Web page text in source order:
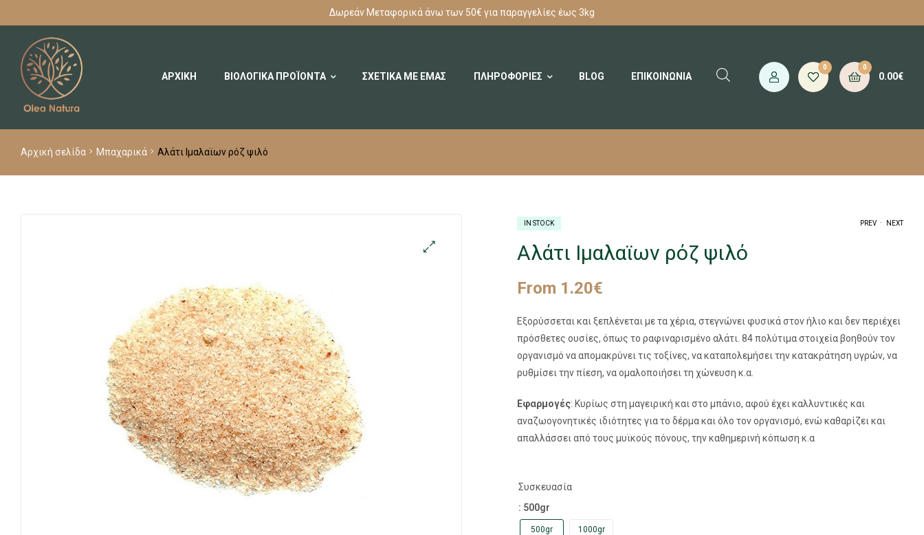
Δωρεάν Μεταφορικά άνω των 50€ για παραγγελίες έως 3kg
ΑΡΧΙΚΗ ΒΙΟΛΟΓΙΚΑ ΠΡΟΪΟΝΤΑ ΣΧΕΤΙΚΑ ΜΕ ΕΜΑΣ ΠΛΗΡΟΦΟΡΙΕΣ BLOG ΕΠΙΚΟΙΝΩΝΙΑ
0 0
0.00€
Αρχική σελίδα Μπαχαρικά Αλάτι Ιμαλαϊων ρόζ ψιλό
PREV NEXT
IN STOCK
Αλάτι Ιμαλαϊων ρόζ ψιλό
From 1.20€
Εξορύσσεται και ξεπλένεται με τα χέρια, στεγνώνει φυσικά στον ήλιο και δεν περιέχει
πρόσθετες ουσίες, όπως το ραφιναρισμένο αλάτι. 84 πολύτιμα στοιχεία βοηθούν τον
οργανισμό να απομακρύνει τις τοξίνες, να καταπολεμήσει την κατακράτηση υγρών, να
ρυθμίσει την πίεση, να ομαλοποιήσει τη χώνευση κ.α.
Εφαρμογές: Κυρίως στη μαγειρική και στο μπάνιο, αφού έχει καλλυντικές και
αναζωογονητικές ιδιότητες για το δέρμα και όλο τον οργανισμό, ενώ καθαρίζει και
απαλλάσσει από τους μυϊκούς πόνους, την καθημερινή κόπωση κ.α
Συσκευασία
: 500gr
500gr 1000gr